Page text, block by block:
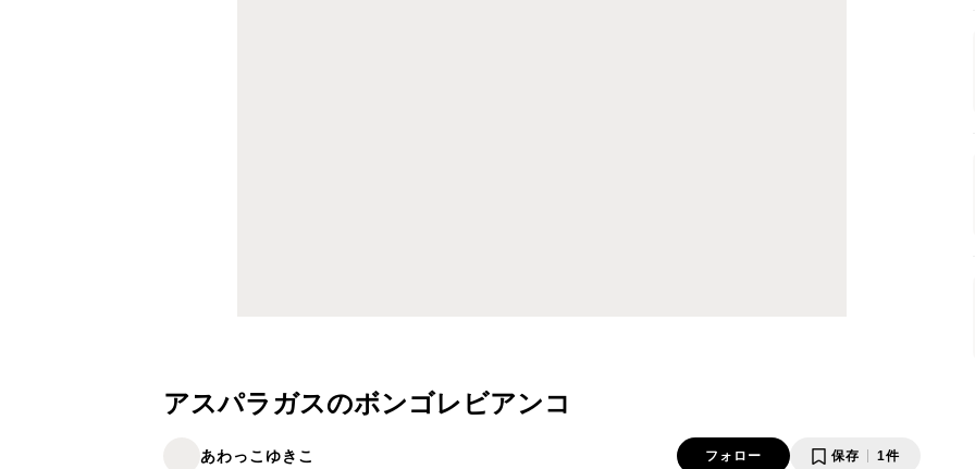
アスパラガスのボンゴレビアンコ
あわっこゆきこ フォロー 保存 1件